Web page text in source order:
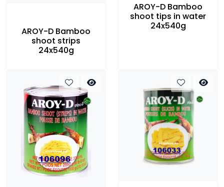
AROY-D Bamboo
shoot strips
24x540g
AROY-D Bamboo
shoot tips in water
24x540g